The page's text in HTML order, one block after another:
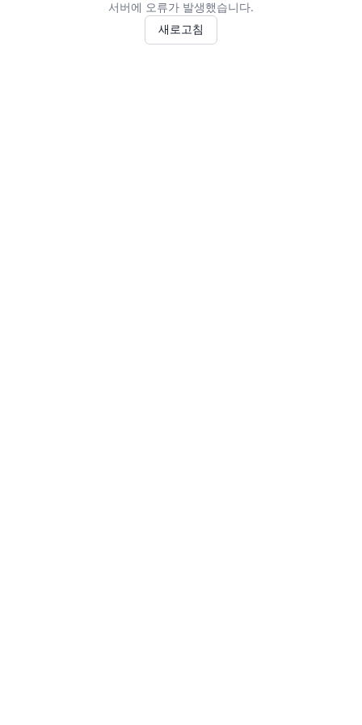
서버에 오류가 발생했습니다.
새로고침